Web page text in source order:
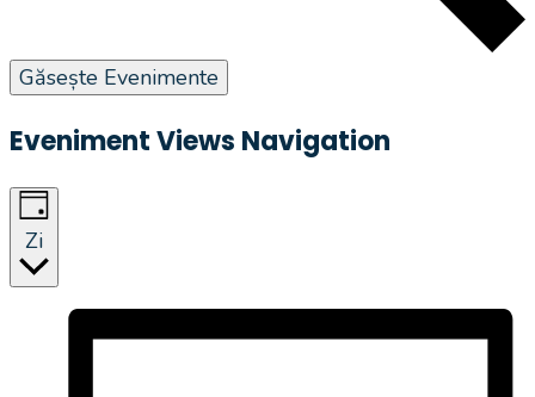
Găsește Evenimente
Eveniment Views Navigation
Zi